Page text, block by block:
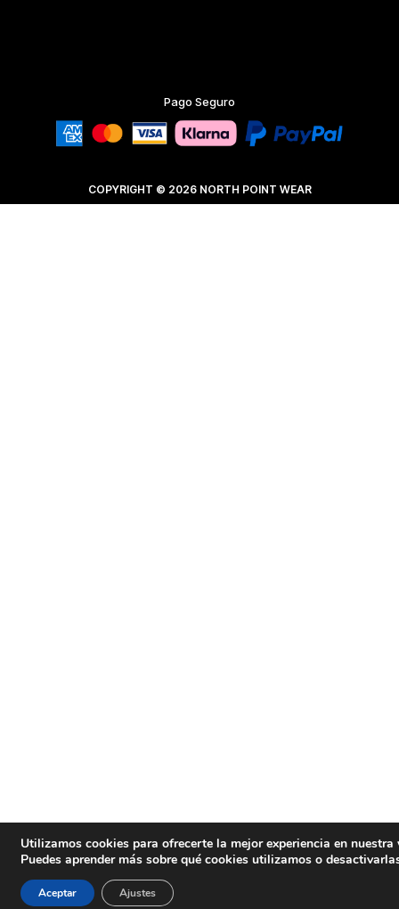
Pago Seguro
COPYRIGHT © 2026 NORTH POINT WEAR
Utilizamos cookies para ofrecerte la mejor experiencia en nuestra
Puedes aprender más sobre qué cookies utilizamos o
Aceptar Ajustes